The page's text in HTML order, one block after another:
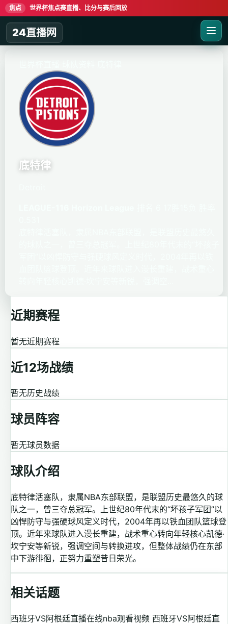
焦点 世界杯焦点赛直播、比分与赛后回放
24直播网
底特律
近期赛程
暂无近期赛程
近12场战绩
暂无历史战绩
球员阵容
暂无球员数据
球队介绍
底特律活塞队，隶属NBA东部联盟，是联盟历史最悠久的球
队之一，曾三夺总冠军。上世纪80年代末的“坏孩子军团”以
凶悍防守与强硬球风定义时代，2004年再以铁血团队篮球登
顶。近年来球队进入漫长重建，战术重心转向年轻核心凯德·
坎宁安等新锐，强调空间与转换进攻，但整体战绩仍在东部
中下游徘徊，正努力重塑昔日荣光。
相关话题
西班牙VS阿根廷直播在线nba观看视频 西班牙VS阿根廷直